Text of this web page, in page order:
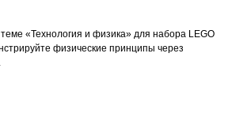
«Технология и физика» для набора LEGO
физические принципы через